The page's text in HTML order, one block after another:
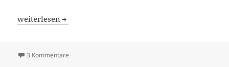
Blindflug 50: Eskalation beim Weinquiz
weiterlesen
3 Kommentare